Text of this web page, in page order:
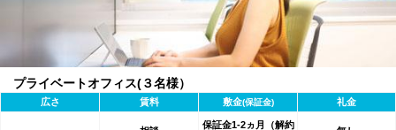
プライベートオフィス(３名様）
広さ 賃料 敷金(保証金) 礼金
保証金1-2ヵ月（解約